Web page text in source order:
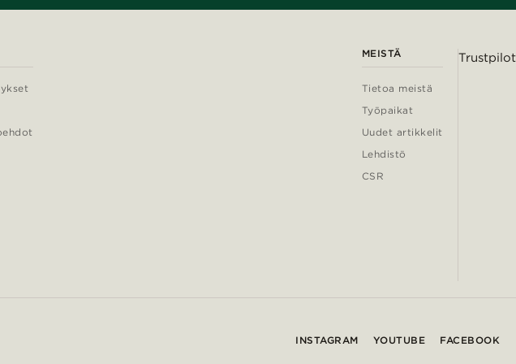
MEISTÄ
Tietoa meistä
Työpaikat
Uudet artikkelit
Lehdistö
CSR
Trustpilot
INSTAGRAM YOUTUBE FACEBOOK